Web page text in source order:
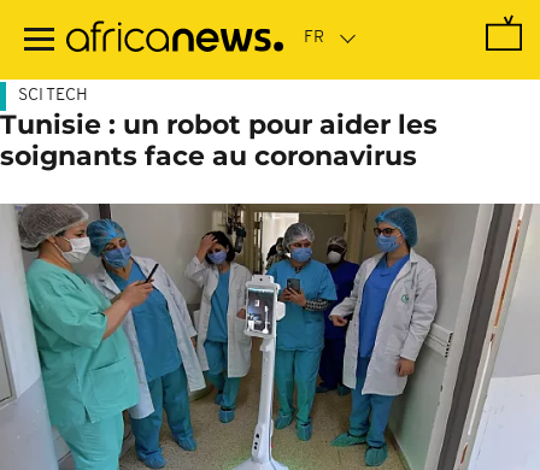
contenu
SCI TECH
Tunisie : un robot pour aider les
soignants face au coronavirus